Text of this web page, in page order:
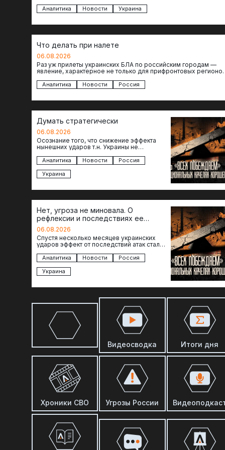
Аналитика Новости Украина
Что делать при налете
06.08.2026
Раз уж прилеты украинских БЛА по российским городам —
явление, характерное не только для прифронтовых
Аналитика Новости Россия
Думать стратегически
06.08.2026
Осознание того, что снижение эффекта
нынешних ударов т.н. Украины не
— повод задаться вопросом: что делать…
Аналитика Новости
Россия
Украина
Нет, угроза не миновала. О
рефлексии и последствиях ее
отсутствия
06.08.2026
Спустя несколько месяцев украинских
ударов эффект от последствий атак стал
коллапса розничной торговли не…
Аналитика Новости
Россия
Украина
Видеосводка Итоги дня
Хроники СВО Угрозы России